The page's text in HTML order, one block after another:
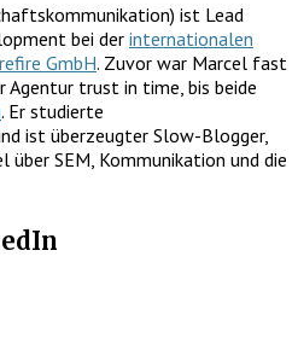
ist Lead
bei der internationalen
GmbH. Zuvor war Marcel fast
Agentur trust in time, bis beide
. Er studierte
ist überzeugter Slow-Blogger,
über SEM, Kommunikation und die